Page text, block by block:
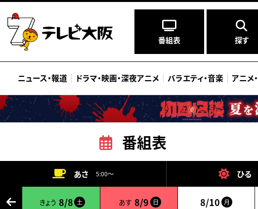
番組表 探す
ニュース・報道 ドラマ・映画・深夜アニメ バラエティ・音楽 アニメ・
番組表
きょう 8/8 土 あす 8/9 日 8/10 月
あさ 5:00～ ひる